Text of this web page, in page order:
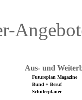
Aus- und
Futureplan Magazine
Bund + Beruf
Schülerplaner